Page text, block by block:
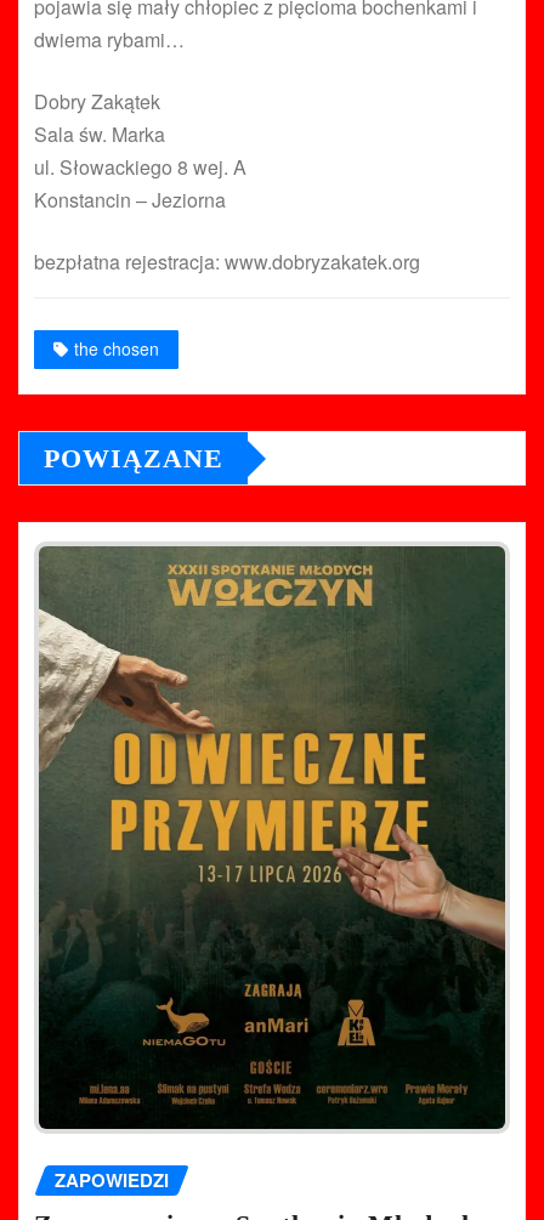
pojawia się mały chłopiec z pięcioma bochenkami i
dwiema rybami…
Dobry Zakątek
Sala św. Marka
ul. Słowackiego 8 wej. A
Konstancin – Jeziorna
bezpłatna rejestracja: www.dobryzakatek.org
the chosen
POWIĄZANE
ZAPOWIEDZI